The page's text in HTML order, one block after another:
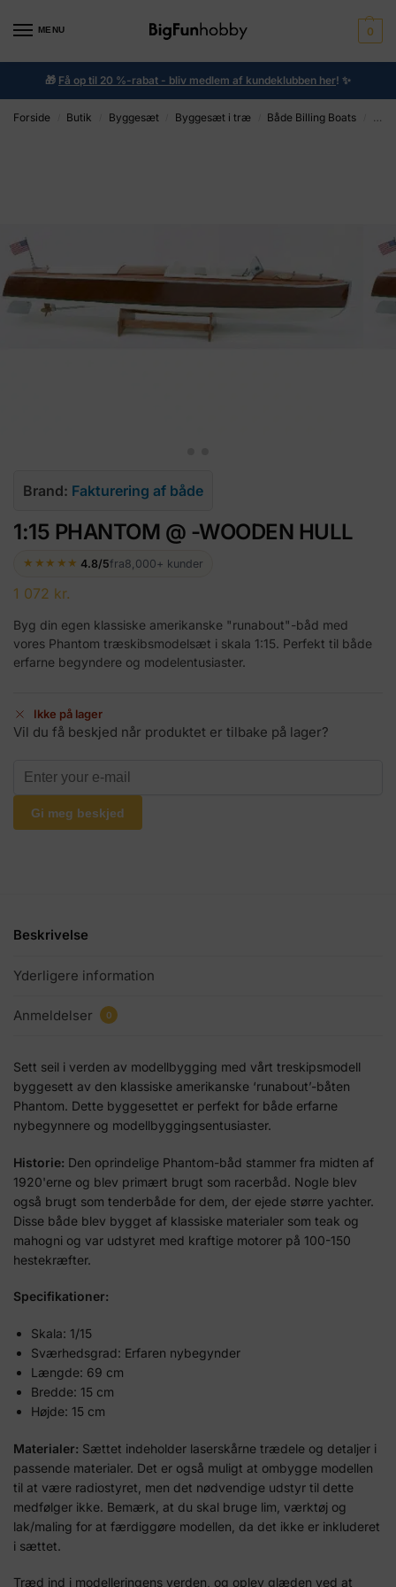
MENU 0
🎁 Få op til 20 %-rabat - bliv medlem af kundeklubben her! ✨
Forside Butik Byggesæt Byggesæt i træ Både Billing Boats
Brand: Fakturering af både
1:15 PHANTOM @ -WOODEN HULL
★★★★★ 4.8/5fra8,000+ kunder
1 072 kr.
Byg din egen klassiske amerikanske "runabout"-båd med
vores Phantom træskibsmodelsæt i skala 1:15. Perfekt til både
erfarne begyndere og modelentusiaster.
Ikke på lager
Vil du få beskjed når produktet er tilbake på lager?
Gi meg beskjed
Beskrivelse
Yderligere information
Anmeldelser 0
Sett seil i verden av modellbygging med vårt treskipsmodell
byggesett av den klassiske amerikanske ‘runabout’-båten
Phantom. Dette byggesettet er perfekt for både erfarne
nybegynnere og modellbyggingsentusiaster.
Historie: Den oprindelige Phantom-båd stammer fra midten af
1920'erne og blev primært brugt som racerbåd. Nogle blev
også brugt som tenderbåde for dem, der ejede større yachter.
Disse både blev bygget af klassiske materialer som teak og
mahogni og var udstyret med kraftige motorer på 100-150
hestekræfter.
Specifikationer:
Skala: 1/15
Sværhedsgrad: Erfaren nybegynder
Længde: 69 cm
Bredde: 15 cm
Højde: 15 cm
Materialer: Sættet indeholder laserskårne trædele og detaljer i
passende materialer. Det er også muligt at ombygge modellen
til at være radiostyret, men det nødvendige udstyr til dette
medfølger ikke. Bemærk, at du skal bruge lim, værktøj og
lak/maling for at færdiggøre modellen, da det ikke er inkluderet
i sættet.
Træd ind i modelleringens verden, og oplev glæden ved at